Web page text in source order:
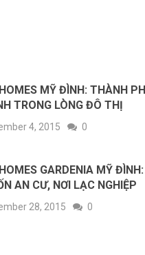
MỸ ĐÌNH: THÀNH
TRONG LÒNG ĐÔ THỊ
4, 2015 0
GARDENIA MỸ ĐÌNH:
AN CƯ, NƠI LẠC NGHIỆP
28, 2015 0